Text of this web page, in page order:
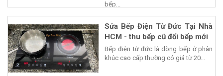
bếp...
Sửa Bếp Điện Từ Đức Tại Nhà
HCM - thu bếp cũ đổi bếp mới
Bếp điện từ đức là dòng bếp ở phân
khúc cao cấp thường có giá từ 20...